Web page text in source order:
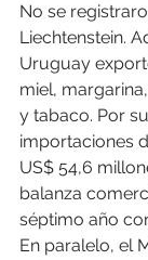
No se
Liechtenstein.
Uruguay
miel,
y tabaco. Por
importaciones
US$ 54,6
balanza
séptimo año
En paralelo, el